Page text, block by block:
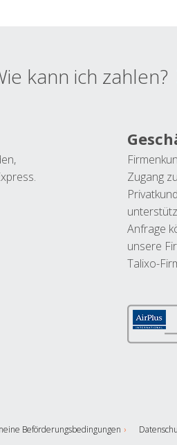
kann ich zahlen?
Zugang
Anfrage
unsere
Talixo-
Beförderungsbedingungen